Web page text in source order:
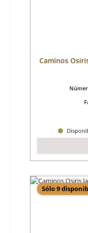
Caminos
Sólo 9